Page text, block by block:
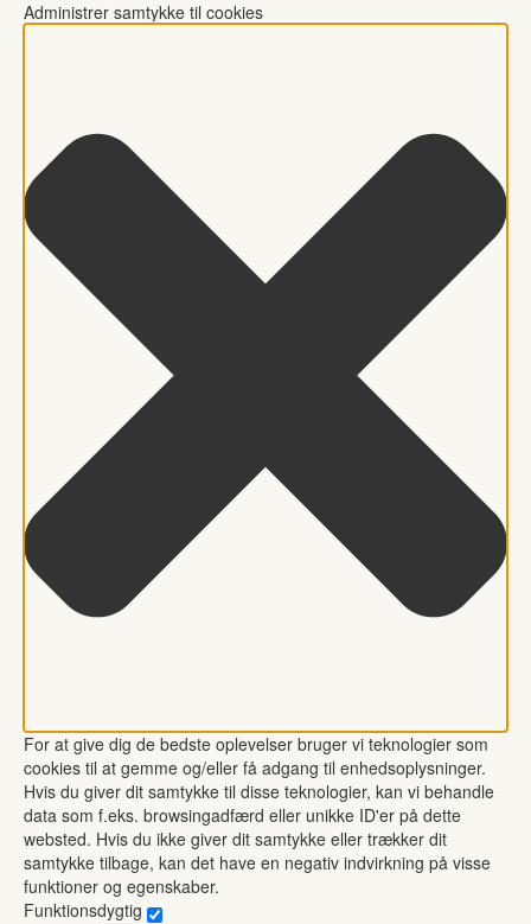
Administrer samtykke til cookies
For at give dig de bedste oplevelser bruger vi teknologier som
cookies til at gemme og/eller få adgang til enhedsoplysninger.
Hvis du giver dit samtykke til disse teknologier, kan vi behandle
data som f.eks. browsingadfærd eller unikke ID'er på dette
websted. Hvis du ikke giver dit samtykke eller trækker dit
samtykke tilbage, kan det have en negativ indvirkning på visse
funktioner og egenskaber.
Funktionsdygtig